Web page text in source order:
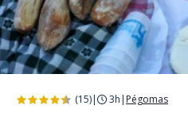
(15)| 3h | Pégomas